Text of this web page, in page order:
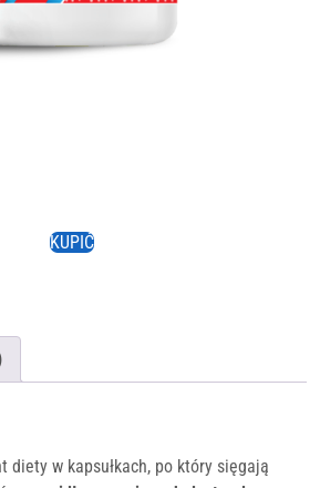
KUPIĆ
diety w kapsułkach, po który sięgają